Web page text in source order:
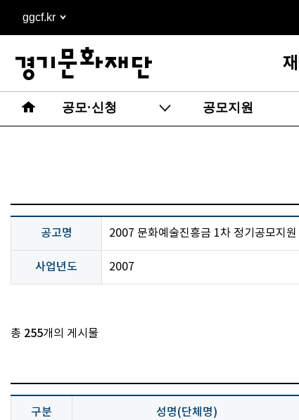
바로가기
ggcf.kr
공모·신청 공모지원
공고명 2007 문화예술진흥금 1차 정기공모지원
사업년도 2007
총 255개의 게시물
구분 성명(단체명)